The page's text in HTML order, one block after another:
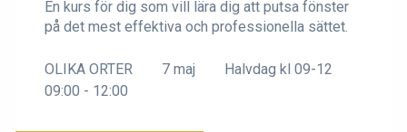
En kurs för dig som vill lära dig att putsa fönster
på det mest effektiva och professionella sättet.
OLIKA ORTER 7 maj
Halvdag kl 09-12
09:00 - 12:00